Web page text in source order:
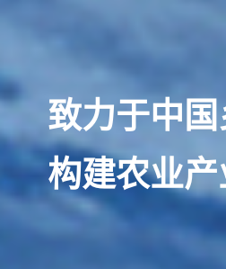
致力于中
构建农业